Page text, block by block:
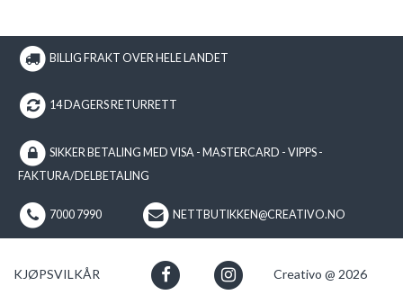
BILLIG FRAKT OVER HELE LANDET
14 DAGERS RETURRETT
SIKKER BETALING MED VISA - MASTERCARD - VIPPS -
FAKTURA/DELBETALING
7000 7990 NETTBUTIKKEN@CREATIVO.NO
KJØPSVILKÅR Creativo @ 2026